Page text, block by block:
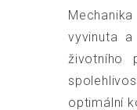
Mechanika
vyvinuta
životního
optimální